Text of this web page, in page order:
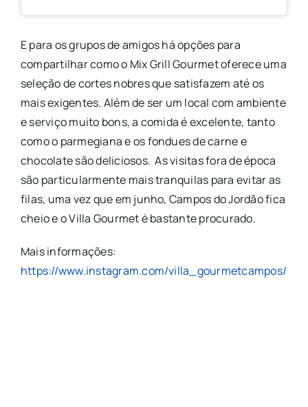
E para os grupos de amigos há opções para
compartilhar como o Mix Grill Gourmet oferece uma
seleção de cortes nobres que satisfazem até os
mais exigentes. Além de ser um local com ambiente
e serviço muito bons, a comida é excelente, tanto
como o parmegiana e os fondues de carne e
chocolate são deliciosos. As visitas fora de época
são particularmente mais tranquilas para evitar as
filas, uma vez que em junho, Campos do Jordão fica
cheio e o Villa Gourmet é bastante procurado.
Mais informações:
https://www.instagram.com/villa_gourmetcampos/